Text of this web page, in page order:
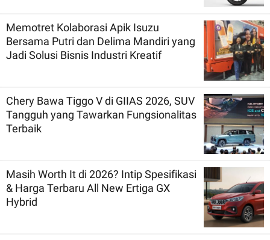
Memotret Kolaborasi Apik Isuzu
Bersama Putri dan Delima Mandiri yang
Jadi Solusi Bisnis Industri Kreatif
Chery Bawa Tiggo V di GIIAS 2026, SUV
Tangguh yang Tawarkan Fungsionalitas
Terbaik
Masih Worth It di 2026? Intip Spesifikasi
& Harga Terbaru All New Ertiga GX
Hybrid